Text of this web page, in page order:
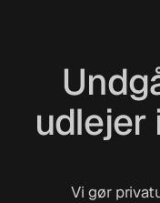
udlejer
Vi gør